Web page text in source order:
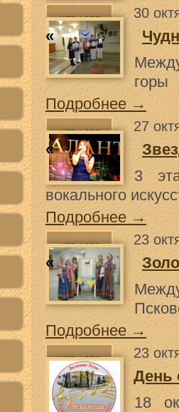
30
«
горы
Подробнее →
27
«
3
вокального
Подробнее →
23
«
Подробнее →
23
День
18